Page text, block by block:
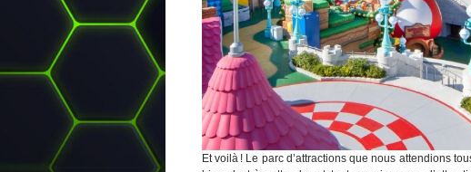
Et voilà ! Le parc d’attractions que nous attendions